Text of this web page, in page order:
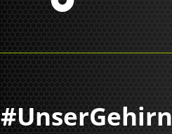
#UnserGehirn